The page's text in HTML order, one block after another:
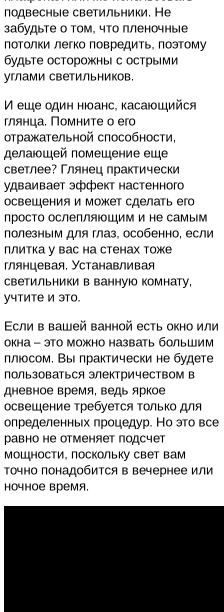
подвесные светильники. Не
забудьте о том, что пленочные
потолки легко повредить, поэтому
будьте осторожны с острыми
углами светильников.
И еще один нюанс, касающийся
глянца. Помните о его
отражательной способности,
делающей помещение еще
светлее? Глянец практически
удваивает эффект настенного
освещения и может сделать его
просто ослепляющим и не самым
полезным для глаз, особенно, если
плитка у вас на стенах тоже
глянцевая. Устанавливая
светильники в ванную комнату,
учтите и это.
Если в вашей ванной есть окно или
окна – это можно назвать большим
плюсом. Вы практически не будете
пользоваться электричеством в
дневное время, ведь яркое
освещение требуется только для
определенных процедур. Но это все
равно не отменяет подсчет
мощности, поскольку свет вам
точно понадобится в вечернее или
ночное время.